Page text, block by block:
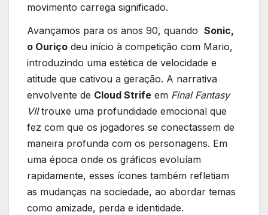
movimento carrega⁤ significado.
Avançamos para os anos 90, ⁣quando ⁣ Sonic,
o Ouriço ⁤deu início à competição‍ com Mario,
introduzindo‌ uma estética de‍ velocidade e
atitude‌ que ‌cativou a geração. A‌ narrativa
envolvente⁣ de Cloud Strife em Final⁢ Fantasy
VIItrouxe​ uma profundidade emocional que
‌fez com que os jogadores se conectassem de
maneira profunda com os personagens.⁤ Em
uma época onde‍ os gráficos evoluíam
rapidamente, esses ícones também refletiam
as mudanças na sociedade,⁣ ao abordar ​temas
como amizade, ‌perda e identidade.